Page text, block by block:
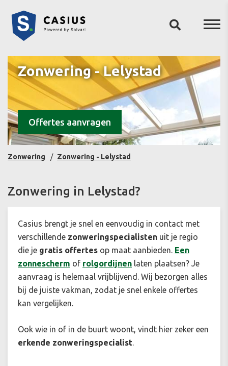
Zonwering - Lelystad
Offertes aanvragen
Zonwering Zonwering - Lelystad
Zonwering in Lelystad?
Casius brengt je snel en eenvoudig in contact met
verschillende zonweringspecialisten uit je regio
die je gratis offertes op maat aanbieden. Een
zonnescherm of rolgordijnen laten plaatsen? Je
aanvraag is helemaal vrijblijvend. Wij bezorgen alles
bij de juiste vakman, zodat je snel enkele offertes
kan vergelijken.
Ook wie in of in de buurt woont, vindt hier zeker een
erkende zonweringspecialist.